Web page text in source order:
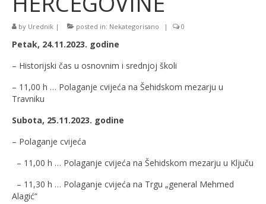
by Urednik | posted in: Nekategorisano | 0
Petak, 24.11.2023. godine
– Historijski čas u osnovnim i srednjoj školi
– 11,00 h … Polaganje cvijeća na Šehidskom mezarju u
Travniku
Subota, 25.11.2023. godine
– Polaganje cvijeća
– 11,00 h … Polaganje cvijeća na Šehidskom mezarju u Ključu
– 11,30 h … Polaganje cvijeća na Trgu „general Mehmed
Alagić“